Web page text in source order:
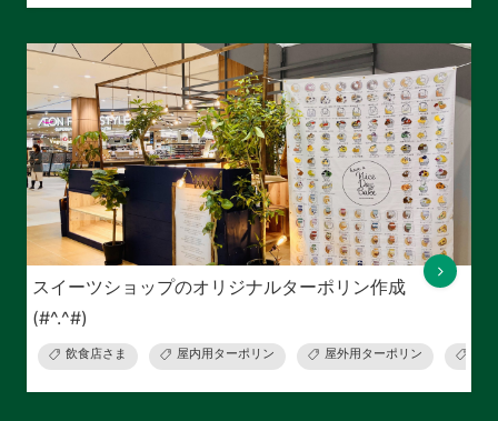
スイーツショップのオリジナルターポリン作成
(#^.^#)
飲食店さま 屋内用ターポリン 屋外用ターポリン